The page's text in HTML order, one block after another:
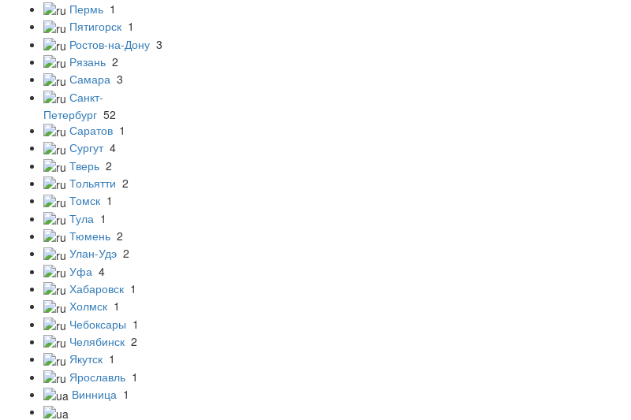
Пермь 1
Пятигорск 1
Ростов-на-Дону 3
Рязань 2
Самара 3
Санкт-
Петербург 52
Саратов 1
Сургут 4
Тверь 2
Тольятти 2
Томск 1
Тула 1
Тюмень 2
Улан-Удэ 2
Уфа 4
Хабаровск 1
Холмск 1
Чебоксары 1
Челябинск 2
Якутск 1
Ярославль 1
Винница 1